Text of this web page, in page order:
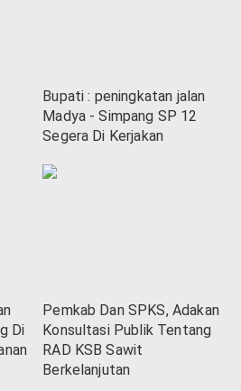
Bupati : peningkatan jalan
Madya - Simpang SP 12
Segera Di Kerjakan
Di
Pemkab Dan SPKS, Adakan
Konsultasi Publik Tentang
RAD KSB Sawit
Berkelanjutan